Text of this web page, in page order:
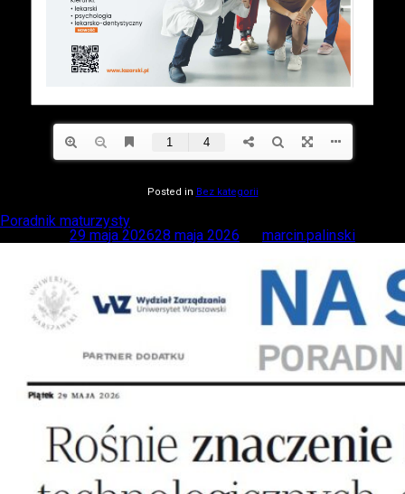
Posted in Bez kategorii
Poradnik maturzysty
29 maja 202628 maja 2026 marcin.palinski